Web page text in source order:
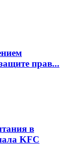
прав...
в
KFC